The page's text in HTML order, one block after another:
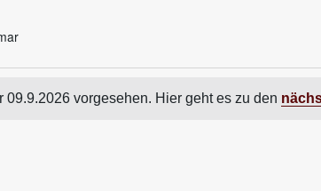
09.9.2026 vorgesehen. Hier geht es zu den